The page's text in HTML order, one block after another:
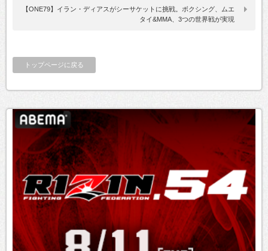
【ONE79】イラン・ディアスがシーサケットに挑戦。ボクシング、ムエ
タイ&MMA、3つの世界戦が実現
トップページに戻る